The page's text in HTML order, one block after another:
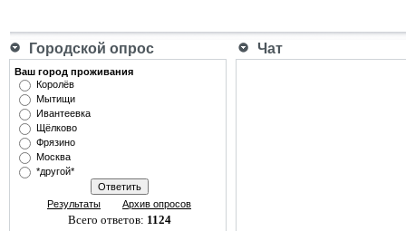
Городской опрос Чат
Ваш город проживания
Королёв
Мытищи
Ивантеевка
Щёлково
Фрязино
Москва
*другой*
Результаты Архив опросов
Всего ответов: 1124